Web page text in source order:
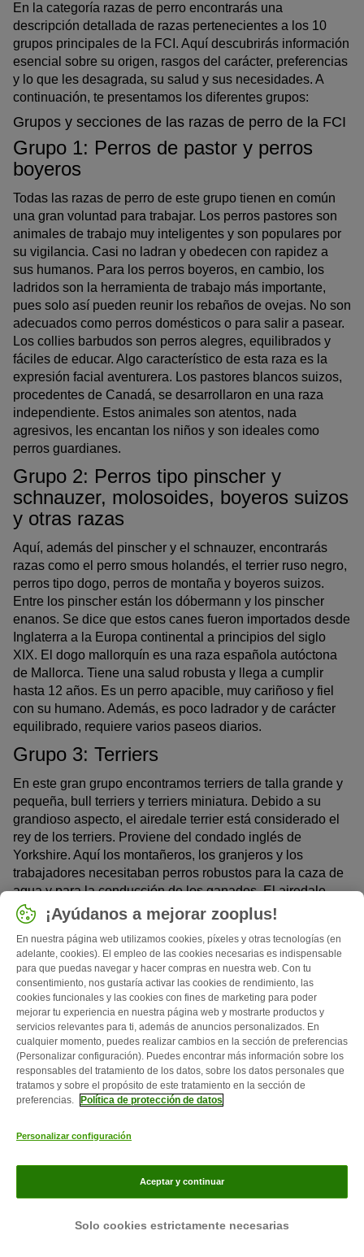
En la categoría razas de perro encontrarás una
descripción detallada de razas pertenecientes a los 10
grupos principales de la FCI. Aquí descubrirás información
esencial sobre su origen, rasgos del carácter, preferencias
y lo que les desagrada, su salud y sus necesidades. A
continuación, te presentamos los diferentes grupos:
Grupos y secciones de las razas de perro de la FCI
Grupo 1: Perros de pastor y perros
boyeros
Todas las razas de perro de este grupo tienen en común
una gran voluntad para trabajar. Los perros pastores son
animales de trabajo muy inteligentes y son populares por
su vigilancia. Casi no ladran y obedecen con rapidez a
sus humanos. Para los perros boyeros, en cambio, los
ladridos son la herramienta de trabajo más importante,
pues solo así pueden reunir los rebaños de ovejas. No son
adecuados como perros domésticos o para salir a pasear.
Los collies barbudos son perros alegres, equilibrados y
fáciles de educar. Algo característico de esta raza es la
expresión facial aventurera. Los pastores blancos suizos,
procedentes de Canadá, se desarrollaron en una raza
independiente. Estos animales son atentos, nada
agresivos, les encantan los niños y son ideales como
perros guardianes.
Grupo 2: Perros tipo pinscher y
schnauzer, molosoides, boyeros suizos
y otras razas
Aquí, además del pinscher y el schnauzer, encontrarás
razas como el perro smous holandés, el terrier ruso negro,
perros tipo dogo, perros de montaña y boyeros suizos.
Entre los pinscher están los dóbermann y los pinscher
enanos. Se dice que estos canes fueron importados desde
Inglaterra a la Europa continental a principios del siglo
XIX. El dogo mallorquín es una raza española autóctona
de Mallorca. Tiene una salud robusta y llega a cumplir
hasta 12 años. Es un perro apacible, muy cariñoso y fiel
con su humano. Además, es poco ladrador y de carácter
equilibrado, requiere varios paseos diarios.
Grupo 3: Terriers
En este gran grupo encontramos terriers de talla grande y
pequeña, bull terriers y terriers miniatura. Debido a su
grandioso aspecto, el airedale terrier está considerado el
rey de los terriers. Proviene del condado inglés de
Yorkshire. Aquí los montañeros, los granjeros y los
trabajadores necesitaban perros robustos para la caza de
agua y para la conducción de los ganados. El airedale
terrier era ideal para esto y, gracias a su fiabilidad y su
polivalencia, ganó gran popularidad con rapidez. El terrier
australiano puede tenerse en un piso en la ciudad,
siempre y cuando pueda salir lo suficiente. En un
principio, también fue un perro de pastoreo, pues es
robusto, resistente al frío y fuerte. El fox terrier de pelo duro
se encuentra por toda Europa. Fueron empleados para la
caza de zorros en Inglaterra y pueden apreciarse en
numerosos cuadros históricos,
Grupo 4: Teckels
El teckel, también llamado dachshund o dackel es
se criaban perros pequeños que fueran adecuados para la
caza por encima y por debajo del suelo. Así surgió la raza
teckel. Estos animales tienen un pelaje corto, denso y
pegado al cuerpo en numerosas tonalidades entre negro y
tienen un olfato muy desarrollado y son veloces. Los
¡Ayúdanos a mejorar zooplus!
En nuestra página web utilizamos cookies, píxeles y otras tecnologías (en
adelante, cookies). El empleo de las cookies necesarias es indispensable
para que puedas navegar y hacer compras en nuestra web. Con tu
consentimiento, nos gustaría activar las cookies de rendimiento, las
cookies funcionales y las cookies con fines de marketing para poder
mejorar tu experiencia en nuestra página web y mostrarte productos y
servicios relevantes para ti, además de anuncios personalizados. En
cualquier momento, puedes realizar cambios en la sección de preferencias
(Personalizar configuración). Puedes encontrar más información sobre los
responsables del tratamiento de los datos, sobre los datos personales que
tratamos y sobre el propósito de este tratamiento en la sección de
preferencias.
Política de protección de datos
Personalizar configuración
Solo cookies estrictamente necesarias
Aceptar y continuar